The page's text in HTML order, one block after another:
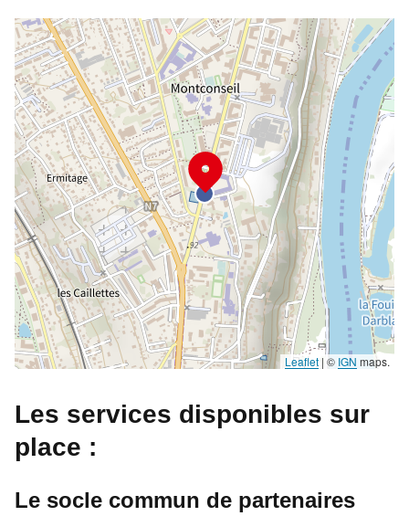
Leaflet | © IGN maps.
Les services disponibles sur
place :
Le socle commun de partenaires